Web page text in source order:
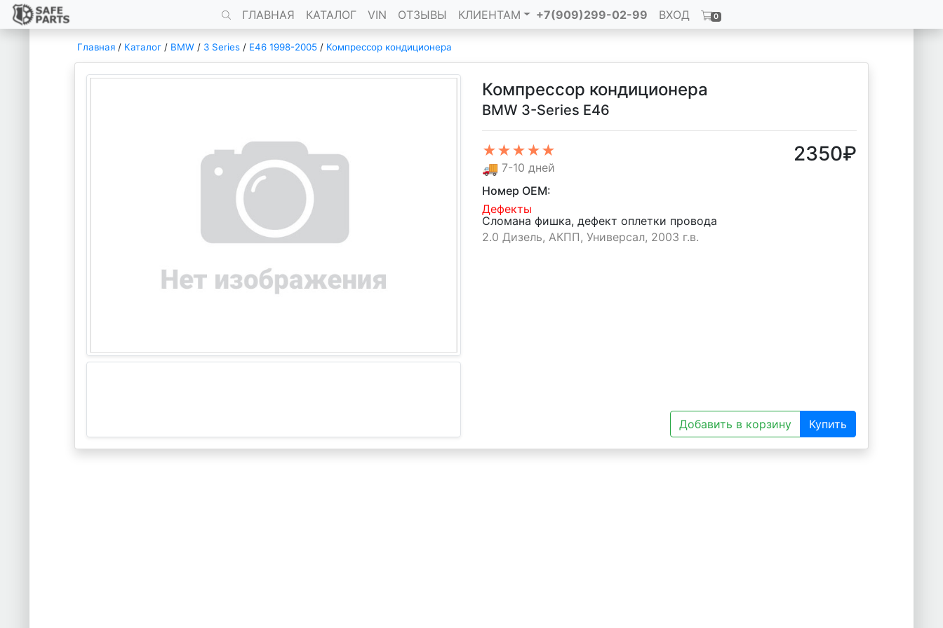
ГЛАВНАЯ КАТАЛОГ VIN ОТЗЫВЫ КЛИЕНТАМ +7(909)299-02-99 ВХОД 0
Главная / Каталог / BMW / 3 Series / E46 1998-2005 / Компрессор кондиционера
Компрессор кондиционера
BMW 3-Series E46
★★★★★
🚚 7-10 дней
2350₽
Номер OEM:
Дефекты
Сломана фишка, дефект оплетки провода
2.0 Дизель, АКПП, Универсал, 2003 г.в.
Добавить в корзину Купить